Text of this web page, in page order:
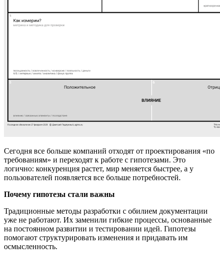
Сегодня все больше компаний отходят от проектирования «по
требованиям» и переходят к работе с гипотезами. Это
логично: конкуренция растет, мир меняется быстрее, а у
пользователей появляется все больше потребностей.
Почему гипотезы стали важны
Традиционные методы разработки с обилием документации
уже не работают. Их заменили гибкие процессы, основанные
на постоянном развитии и тестировании идей. Гипотезы
помогают структурировать изменения и придавать им
осмысленность.